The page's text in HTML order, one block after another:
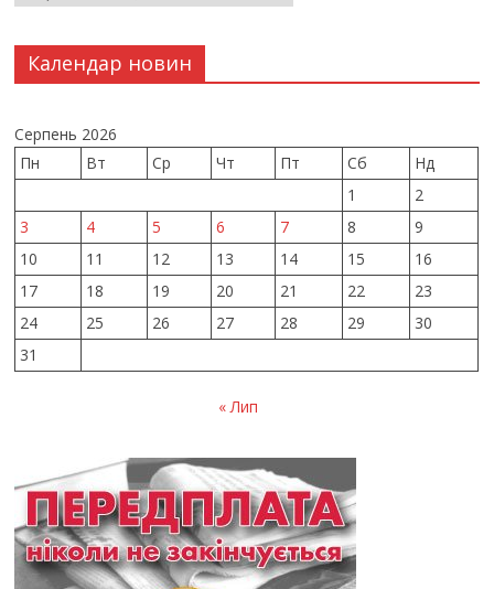
Календар новин
Серпень 2026
Пн
Вт Ср Чт Пт Сб
Нд
1
2
3
4 5 6 7 8
9
10
11 12 13 14 15
16
17
18 19 20 21 22
23
24
25 26 27 28 29
30
31
« Лип